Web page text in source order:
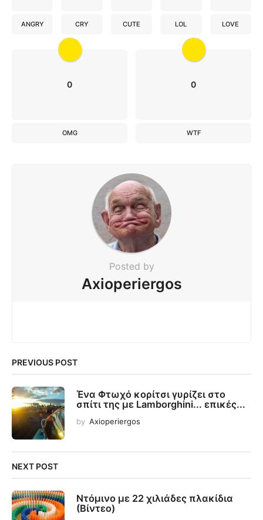
ANGRY CRY CUTE LOL LOVE
0
OMG
0
WTF
Posted by
Axioperiergos
PREVIOUS POST
Ένα Φτωχό κορίτσι γυρίζει στο
σπίτι της με Lamborghini... επικές...
by Axioperiergos
NEXT POST
Ντόμινο με 22 χιλιάδες πλακίδια
(Βίντεο)